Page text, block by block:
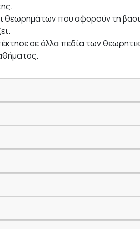
θεωρημάτων που αφορούν τη
σε άλλα πεδία των